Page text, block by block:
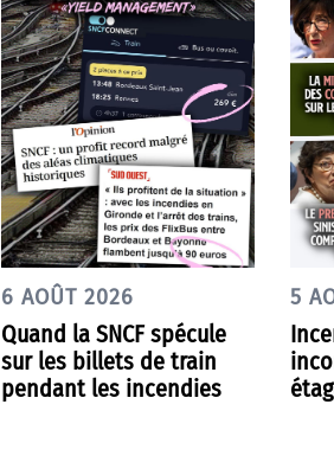
6 AOÛT 2026
Quand la SNCF spécule
sur les billets de train
pendant les incendies
5